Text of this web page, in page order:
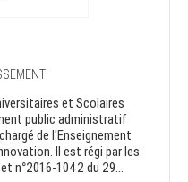
et Scolaires
public administratif
de l'Enseignement
Il est régi par les
n°2016-1042 du 29...